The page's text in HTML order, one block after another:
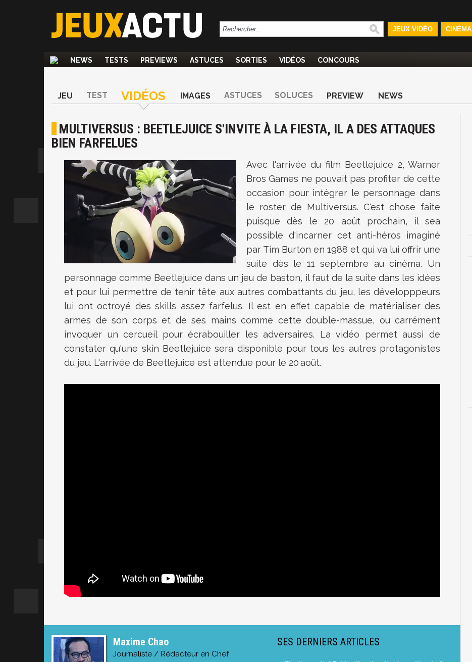
JEUX VIDÉO CINÉMA
NEWS TESTS PREVIEWS ASTUCES SORTIES VIDÉOS CONCOURS
JEU TEST VIDÉOS IMAGES ASTUCES SOLUCES PREVIEW NEWS
MULTIVERSUS : BEETLEJUICE S'INVITE À LA FIESTA, IL A DES ATTAQUES
BIEN FARFELUES
Avec l'arrivée du film Beetlejuice 2, Warner
Bros Games ne pouvait pas profiter de cette
occasion pour intégrer le personnage dans
le roster de Multiversus. C'est chose faite
puisque dès le 20 août prochain, il sea
possible d'incarner cet anti-héros imaginé
par Tim Burton en 1988 et qui va lui offrir une
suite dès le 11 septembre au cinéma. Un
personnage comme Beetlejuice dans un jeu de baston, il faut de la suite dans les idées
et pour lui permettre de tenir tête aux autres combattants du jeu, les développpeurs
lui ont octroyé des skills assez farfelus. Il est en effet capable de matérialiser des
armes de son corps et de ses mains comme cette double-massue, ou carrément
invoquer un cercueil pour écrabouiller les adversaires. La vidéo permet aussi de
constater qu'une skin Beetlejuice sera disponible pour tous les autres protagonistes
du jeu. L'arrivée de Beetlejuice est attendue pour le 20 août.
Maxime Chao
Journaliste / Rédacteur en Chef
SES DERNIERS ARTICLES